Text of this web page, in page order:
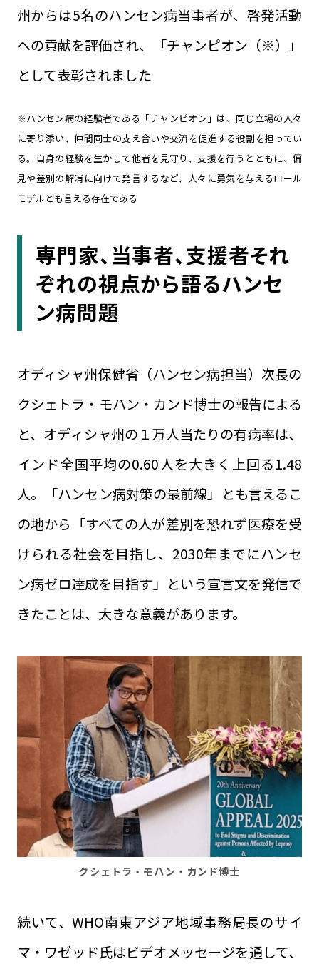
州からは5名のハンセン病当事者が、啓発活動
への貢献を評価され、「チャンピオン（※）」
として表彰されました
※ハンセン病の経験者である「チャンピオン」は、同じ立場の人々
に寄り添い、仲間同士の支え合いや交流を促進する役割を担ってい
る。自身の経験を生かして他者を見守り、支援を行うとともに、偏
見や差別の解消に向けて発言するなど、人々に勇気を与えるロール
モデルとも言える存在である
専門家、当事者、支援者それ
ぞれの視点から語るハンセ
ン病問題
オディシャ州保健省（ハンセン病担当）次長の
クシェトラ・モハン・カンド博士の報告による
と、オディシャ州の１万人当たりの有病率は、
インド全国平均の0.60人を大きく上回る1.48
人。「ハンセン病対策の最前線」とも言えるこ
の地から「すべての人が差別を恐れず医療を受
けられる社会を目指し、2030年までにハンセ
ン病ゼロ達成を目指す」という宣言文を発信で
きたことは、大きな意義があります。
クシェトラ・モハン・カンド博士
続いて、WHO南東アジア地域事務局長のサイ
マ・ワゼッド氏はビデオメッセージを通して、